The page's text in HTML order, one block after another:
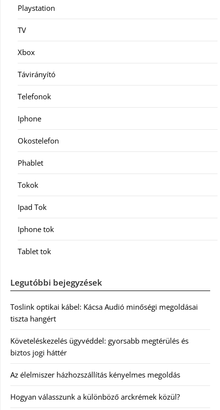
Playstation
TV
Xbox
Távirányító
Telefonok
Iphone
Okostelefon
Phablet
Tokok
Ipad Tok
Iphone tok
Tablet tok
Legutóbbi bejegyzések
Toslink optikai kábel: Kácsa Audió minőségi megoldásai
tiszta hangért
Követeléskezelés ügyvéddel: gyorsabb megtérülés és
biztos jogi háttér
Az élelmiszer házhozszállítás kényelmes megoldás
Hogyan válasszunk a különböző arckrémek közül?